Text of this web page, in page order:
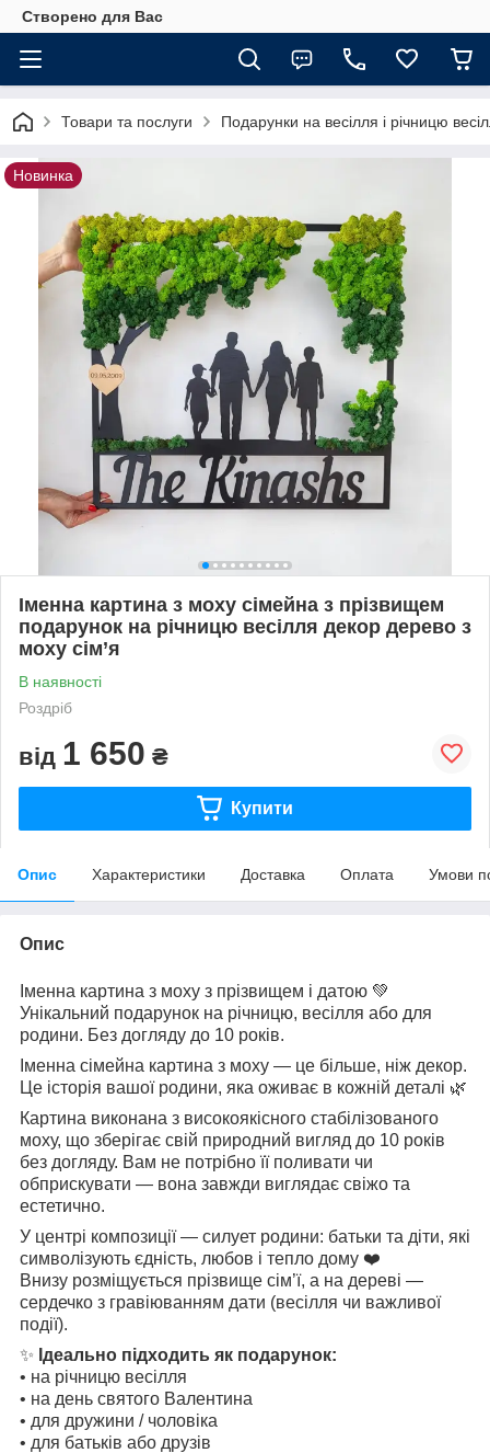
Створено для Вас
Товари та послуги Подарунки на весілля і річницю
Новинка
Іменна картина з моху сімейна з прізвищем
подарунок на річницю весілля декор дерево з
моху сім’я
В наявності
Роздріб
від 1 650 ₴
Купити
Опис Характеристики Доставка Оплата Умови
Опис
Іменна картина з моху з прізвищем і датою 💚
Унікальний подарунок на річницю, весілля або для
родини. Без догляду до 10 років.
Іменна сімейна картина з моху — це більше, ніж декор.
Це історія вашої родини, яка оживає в кожній деталі 🌿
Картина виконана з високоякісного стабілізованого
моху, що зберігає свій природний вигляд до 10 років
без догляду. Вам не потрібно її поливати чи
обприскувати — вона завжди виглядає свіжо та
естетично.
У центрі композиції — силует родини: батьки та діти, які
символізують єдність, любов і тепло дому ❤️
Внизу розміщується прізвище сім’ї, а на дереві —
сердечко з гравіюванням дати (весілля чи важливої
події).
✨ Ідеально підходить як подарунок:
• на річницю весілля
• на день святого Валентина
• для дружини / чоловіка
• для батьків або друзів